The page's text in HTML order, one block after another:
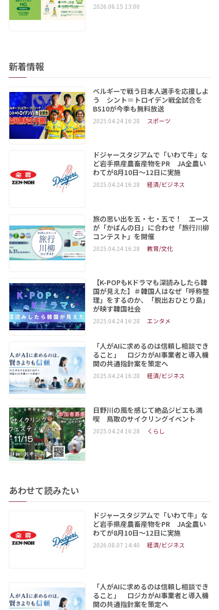
2026.06.15 13:00
新着情報
ベルギーで戦う日本人選手を応援しよ
う シント＝トロイデン戦全試合を
BS10が今季も無料放送
2025.04.24 16:28 スポーツ
ドジャースタジアムで「いわて牛」な
ど岩手県産農畜産物をPR JA全農い
わてが8月10日～12日に実施
2025.04.24 16:28 経済/ビジネス
旅の思い出を五・七・五で！ エース
が「かばんの日」に合わせ「旅行川柳
コンテスト」を開催
2025.04.24 16:28 教育/文化
【K-POPもKドラマも深読みしたら韓
国が見えた】＃韓国人はなぜ「呼称整
理」をするのか、「脱出おひとり島」
が映す韓国社会
2025.04.24 16:28 エンタメ
「人がAIに求めるのは信頼し相談でき
ること」 ロジカがAI事業者と導入機
関の共通指針案を策定へ
2025.04.24 16:28 経済/ビジネス
日野川の風を感じて絶品ジビエも満
喫 鳥取のサイクリングイベント
2025.04.24 16:28 くらし
あわせて読みたい
ドジャースタジアムで「いわて牛」な
ど岩手県産農畜産物をPR JA全農い
わてが8月10日～12日に実施
2026.08.07 14:40 経済/ビジネス
「人がAIに求めるのは信頼し相談でき
ること」 ロジカがAI事業者と導入機
関の共通指針案を策定へ